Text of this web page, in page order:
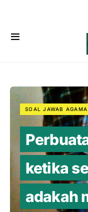
SOAL JAWAB AGAMA
ketika
adakah